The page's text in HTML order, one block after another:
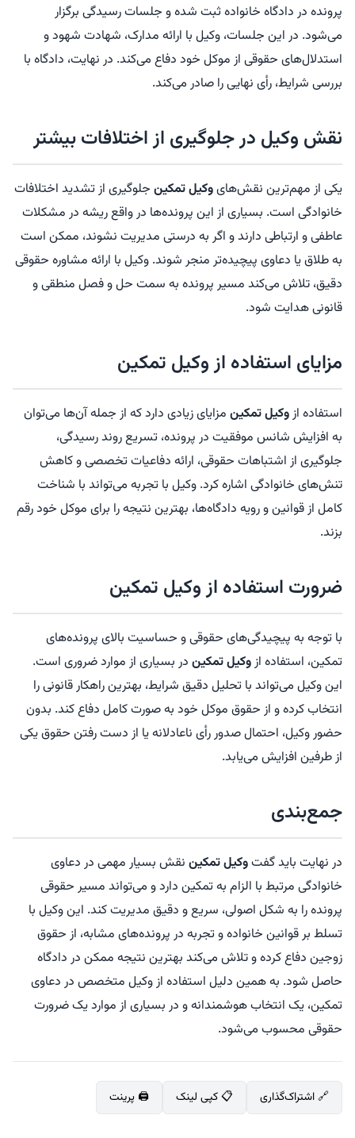
پرونده در دادگاه خانواده ثبت شده و جلسات رسیدگی برگزار
می‌شود. در این جلسات، وکیل با ارائه مدارک، شهادت شهود و
استدلال‌های حقوقی از موکل خود دفاع می‌کند. در نهایت، دادگاه با
بررسی شرایط، رأی نهایی را صادر می‌کند.
نقش وکیل در جلوگیری از اختلافات بیشتر
یکی از مهم‌ترین نقش‌هایوکیل تمکین جلوگیری از تشدید اختلافات
خانوادگی است. بسیاری از این پرونده‌ها در واقع ریشه در مشکلات
عاطفی و ارتباطی دارند و اگر به درستی مدیریت نشوند، ممکن است
به طلاق یا دعاوی پیچیده‌تر منجر شوند. وکیل با ارائه مشاوره حقوقی
دقیق، تلاش می‌کند مسیر پرونده به سمت حل و فصل منطقی و
قانونی هدایت شود.
مزایای استفاده از وکیل تمکین
استفاده ازوکیل تمکین مزایای زیادی دارد که از جمله آن‌ها می‌توان
به افزایش شانس موفقیت در پرونده، تسریع روند رسیدگی،
جلوگیری از اشتباهات حقوقی، ارائه دفاعیات تخصصی و کاهش
تنش‌های خانوادگی اشاره کرد. وکیل با تجربه می‌تواند با شناخت
کامل از قوانین و رویه دادگاه‌ها، بهترین نتیجه را برای موکل خود رقم
بزند.
ضرورت استفاده از وکیل تمکین
با توجه به پیچیدگی‌های حقوقی و حساسیت بالای پرونده‌های
تمکین، استفاده ازوکیل تمکین در بسیاری از موارد ضروری است.
این وکیل می‌تواند با تحلیل دقیق شرایط، بهترین راهکار قانونی را
انتخاب کرده و از حقوق موکل خود به صورت کامل دفاع کند. بدون
حضور وکیل، احتمال صدور رأی ناعادلانه یا از دست رفتن حقوق یکی
از طرفین افزایش می‌یابد.
جمع‌بندی
در نهایت باید گفتوکیل تمکین نقش بسیار مهمی در دعاوی
خانوادگی مرتبط با الزام به تمکین دارد و می‌تواند مسیر حقوقی
پرونده را به شکل اصولی، سریع و دقیق مدیریت کند. این وکیل با
تسلط بر قوانین خانواده و تجربه در پرونده‌های مشابه، از حقوق
زوجین دفاع کرده و تلاش می‌کند بهترین نتیجه ممکن در دادگاه
حاصل شود. به همین دلیل استفاده از وکیل متخصص در دعاوی
تمکین، یک انتخاب هوشمندانه و در بسیاری از موارد یک ضرورت
حقوقی محسوب می‌شود.
🔗 اشتراک‌گذاری 📋 کپی لینک 🖨️ پرینت